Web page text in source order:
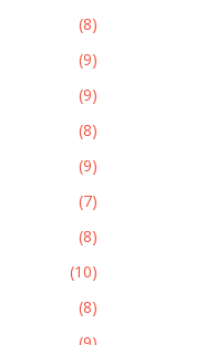
(8)
(9)
(9)
(8)
(9)
(7)
(8)
(10)
(8)